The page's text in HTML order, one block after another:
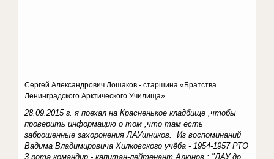
Сергей Александрович Лошаков - старшина «Братства
Ленинградского Арктического Училища»...
28.09.2015 г. я поехал на Красненькое кладбище ,чтобы
проверить информацию о том ,что там есть
заброшенные захоронения ЛАУшников. Из воспоминаний
Вадима Владимировича Хилковского учёба - 1954-1957 РТО
3 рота командир - капитан-лейтенант Алюнов : "ЛАУ до